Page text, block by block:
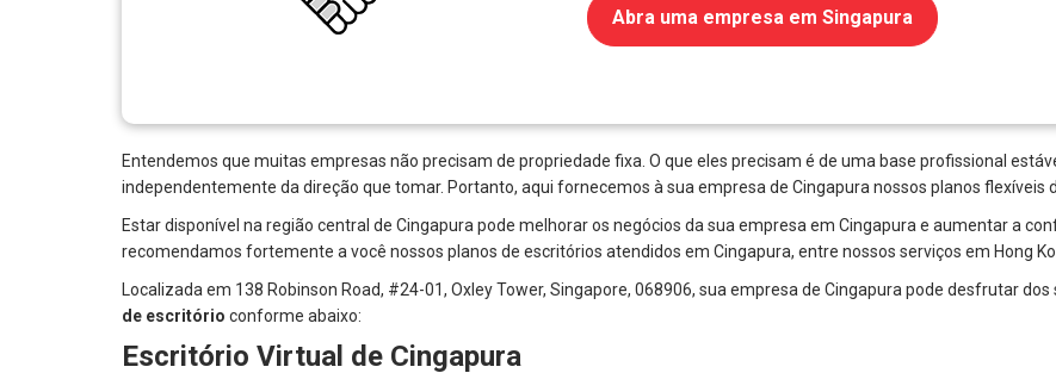
Abra uma empresa em Singapura
Entendemos que muitas empresas não precisam de propriedade fixa. O que eles precisam é de uma base profissional
independentemente da direção que tomar. Portanto, aqui fornecemos à sua empresa de Cingapura nossos planos flexíveis
Estar disponível na região central de Cingapura pode melhorar os negócios da sua empresa em Cingapura e aumentar a
recomendamos fortemente a você nossos planos de escritórios atendidos em Cingapura, entre nossos serviços em Hong
Localizada em 138 Robinson Road, #24-01, Oxley Tower, Singapore, 068906, sua empresa de Cingapura pode desfrutar
de escritório conforme abaixo:
Escritório Virtual de Cingapura